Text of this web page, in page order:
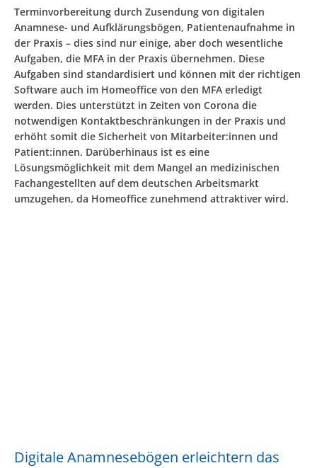
Terminvorbereitung durch Zusendung von digitalen
Anamnese- und Aufklärungsbögen, Patientenaufnahme in
der Praxis – dies sind nur einige, aber doch wesentliche
Aufgaben, die MFA in der Praxis übernehmen. Diese
Aufgaben sind standardisiert und können mit der richtigen
Software auch im Homeoffice von den MFA erledigt
werden. Dies unterstützt in Zeiten von Corona die
notwendigen Kontaktbeschränkungen in der Praxis und
erhöht somit die Sicherheit von Mitarbeiter:innen und
Patient:innen. Darüberhinaus ist es eine
Lösungsmöglichkeit mit dem Mangel an medizinischen
Fachangestellten auf dem deutschen Arbeitsmarkt
umzugehen, da Homeoffice zunehmend attraktiver wird.
Digitale Anamnesebögen erleichtern das